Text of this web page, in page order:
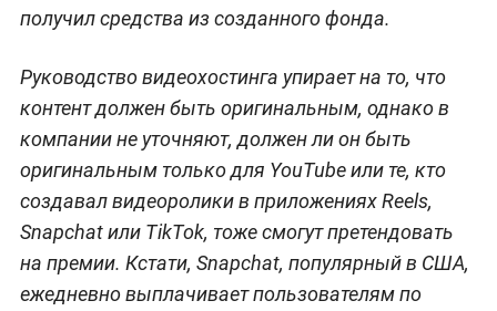
получил средства из созданного фонда.
Руководство видеохостинга упирает на то, что
контент должен быть оригинальным, однако в
компании не уточняют, должен ли он быть
оригинальным только для YouTube или те, кто
создавал видеоролики в приложениях Reels,
Snapchat или TikTok, тоже смогут претендовать
на премии. Кстати, Snapchat, популярный в США,
ежедневно выплачивает пользователям по